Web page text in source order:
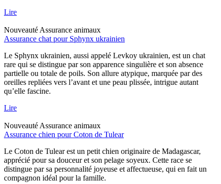
Lire
Nouveauté Assurance animaux
Assurance chat pour Sphynx ukrainien
Le Sphynx ukrainien, aussi appelé Levkoy ukrainien, est un chat
rare qui se distingue par son apparence singulière et son absence
partielle ou totale de poils. Son allure atypique, marquée par des
oreilles repliées vers l’avant et une peau plissée, intrigue autant
qu’elle fascine.
Lire
Nouveauté Assurance animaux
Assurance chien pour Coton de Tulear
Le Coton de Tulear est un petit chien originaire de Madagascar,
apprécié pour sa douceur et son pelage soyeux. Cette race se
distingue par sa personnalité joyeuse et affectueuse, qui en fait un
compagnon idéal pour la famille.